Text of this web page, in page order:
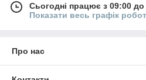
Сьогодні працює з 09:00 до
Показати весь графік
Про нас